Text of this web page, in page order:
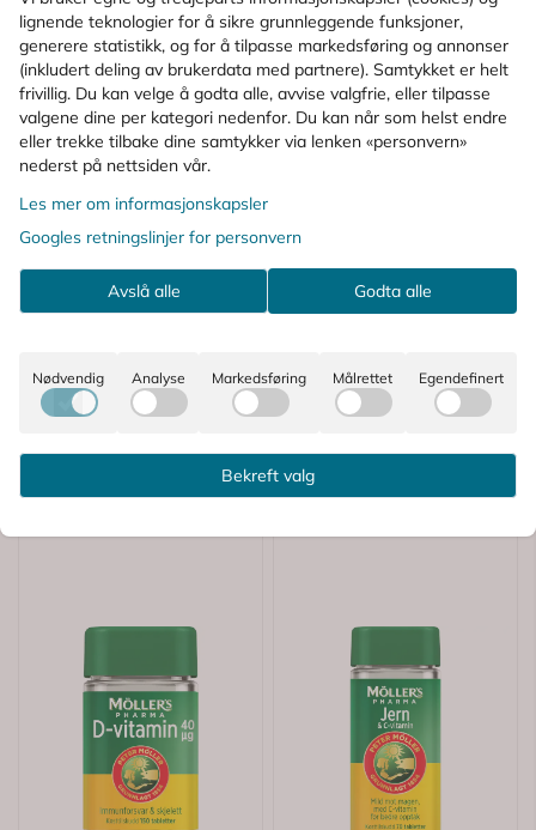
Spørsmål og svar
Bruksområde
Ingredienser
KUNDER SOM SÅ PÅ DETTE SÅ OGSÅ
lignende teknologier for å sikre grunnleggende funksjoner,
generere statistikk, og for å tilpasse markedsføring og annonser
(inkludert deling av brukerdata med partnere). Samtykket er helt
frivillig. Du kan velge å godta alle, avvise valgfrie, eller tilpasse
valgene dine per kategori nedenfor. Du kan når som helst endre
eller trekke tilbake dine samtykker via lenken «personvern»
nederst på nettsiden vår.
Les mer om informasjonskapsler
Googles retningslinjer for personvern
Avslå alle Godta alle
Nødvendig Analyse Markedsføring Målrettet Egendefinert
Bekreft valg